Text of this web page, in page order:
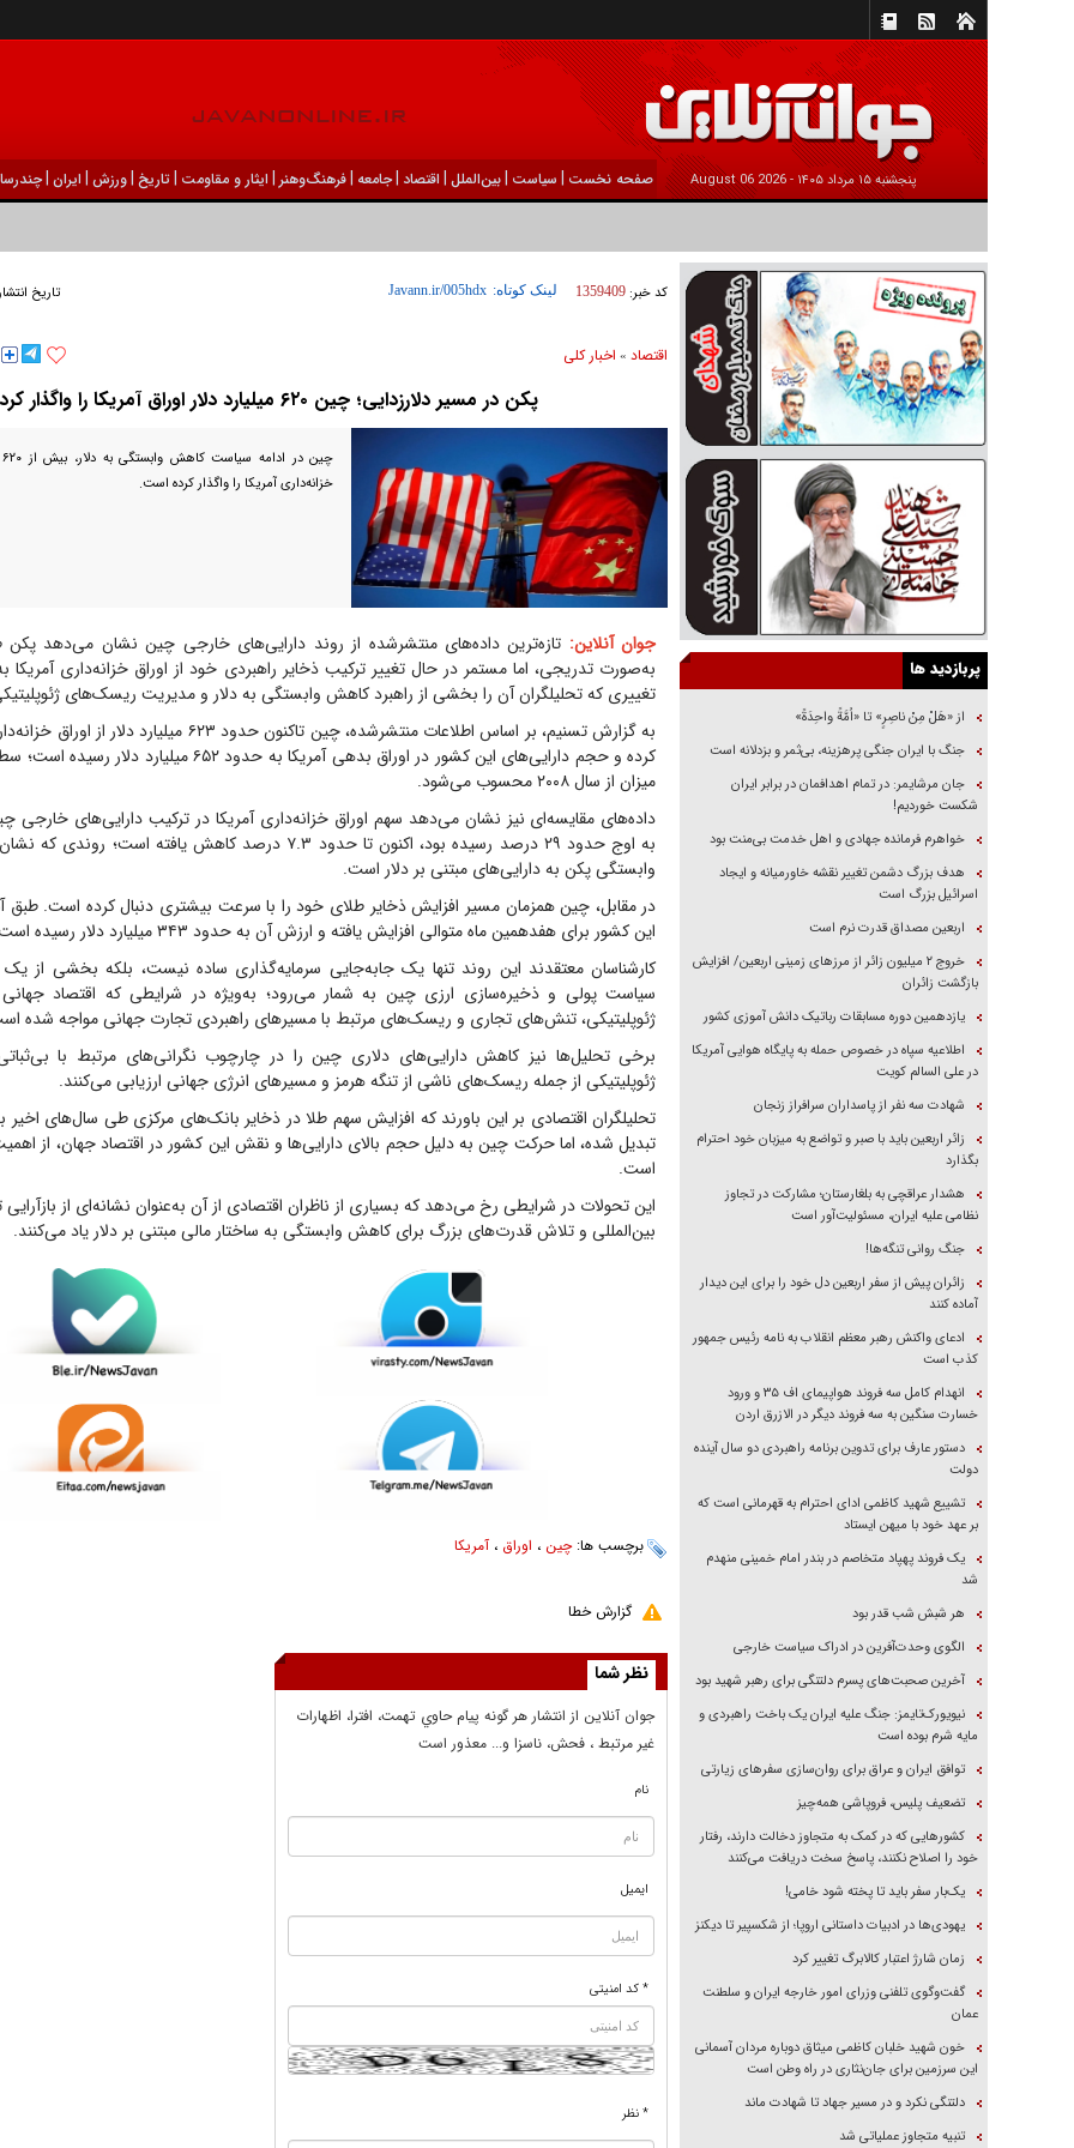
پنجشنبه ۱۵ مرداد ۱۴۰۵ - 2026 August 06 صفحه نخست | سیاست |بين‌الملل | اقتصاد |جامعه |فرهنگ‌و‌هنر | ایثار و مقاومت |تاریخ |ورزش | ايران |
کد خبر: 1359409 لینک کوتاه: تاریخ
اقتصاد» اخبار کلی
پکن در مسیر دلارزدایی؛ چین ۶۲۰ میلیارد دلار اوراق آمریکا را واگذار کرد
خزانه‌داری آمریکا را واگذار کرده است.
جوان آنلاین: تازه‌ترین داده‌های منتشرشده از روند دارایی‌های خارجی چین نشان می‌دهد
به‌صورت تدریجی، اما مستمر در حال تغییر ترکیب ذخایر راهبردی خود از اوراق خزانه‌داری
تغییری که تحلیلگران آن را بخشی از راهبرد کاهش وابستگی به دلار و مدیریت ریسک‌های
به گزارش تسنیم، بر اساس اطلاعات منتشرشده، چین تاکنون حدود ۶۲۳
کرده و حجم دارایی‌های این کشور در اوراق بدهی آمریکا به حدود ۶۵۲
میزان از سال ۲۰۰۸ محسوب می‌شود.
به اوج حدود ۲۹ درصد رسیده بود، اکنون تا حدود ۷.۳ درصد کاهش یافته
وابستگی پکن به دارایی‌های مبتنی بر دلار است.
در مقابل، چین همزمان مسیر افزایش ذخایر طلای خود را با سرعت بیشتری دنبال کرده است. طبق
این کشور برای هفدهمین ماه متوالی افزایش یافته و ارزش آن به حدود ۳۴۳ میلیارد دلار رسیده است.
کارشناسان معتقدند این روند تنها یک جابه‌جایی سرمایه‌گذاری ساده نیست، بلکه بخشی از یک
سیاست پولی و ذخیره‌سازی ارزی چین به شمار می‌رود؛ به‌ویژه در شرایطی که اقتصاد جهانی
ژئوپلیتیکی، تنش‌های تجاری و ریسک‌های مرتبط با مسیر‌های راهبردی تجارت جهانی مواجه شده
برخی تحلیل‌ها نیز کاهش دارایی‌های دلاری چین را در چارچوب نگرانی‌های مرتبط با
ژئوپلیتیکی از جمله ریسک‌های ناشی از تنگه هرمز و مسیر‌های انرژی جهانی ارزیابی می‌کنند.
تحلیلگران اقتصادی بر این باورند که افزایش سهم طلا در ذخایر بانک‌های مرکزی طی سال‌های
تبدیل شده، اما حرکت چین به دلیل حجم بالای دارایی‌ها و نقش این کشور در اقتصاد جهان، از
است.
این تحولات در شرایطی رخ می‌دهد که بسیاری از ناظران اقتصادی از آن به‌عنوان نشانه‌ای از
بین‌المللی و تلاش قدرت‌های بزرگ برای کاهش وابستگی به ساختار مالی مبتنی بر دلار یاد می‌کنند.
برچسب ها:چین ، اوراق ، آمریکا
گزارش خطا
نظر شما
جوان آنلاين از انتشار هر گونه پيام حاوي تهمت، افترا، اظهارات
غير مرتبط ، فحش، ناسزا و... معذور است
نام
ایمیل
* کد امنیتی
* نظر
پربازدید ها
از «هَلْ مِنْ ناصِرٍ» تا «اُمَّةً واحِدَةً»
جنگ با ایران جنگی پرهزینه، بی‌ثمر و بزدلانه است
جان مرشایمر: در تمام اهدافمان در برابر ایران
شکست خوردیم!
خواهرم فرمانده جهادی و اهل خدمت بی‌منت بود
هدف بزرگ دشمن تغییر نقشه خاورمیانه و ایجاد
اسرائیل بزرگ است
اربعین مصداق قدرت نرم است
‌خروج ۲ میلیون زائر از مرز‌های زمینی اربعین/ افزایش
بازگشت زائران
یازدهمین دوره مسابقات رباتیک دانش آموزی کشور
اطلاعیه سپاه در خصوص حمله به پایگاه هوایی آمریکا
در علی السالم کویت
شهادت سه نفر از پاسداران سرافراز زنجان
زائر اربعین باید با صبر و تواضع به میزبان خود احترام
بگذارد
هشدار عراقچی به بلغارستان؛ مشارکت در تجاوز
نظامی علیه ایران، مسئولیت‌آور است
جنگ روانی تنگه‌ها!
زائران پیش از سفر اربعین دل خود را برای این دیدار
آماده کنند
ادعای واکنش رهبر معظم انقلاب به نامه رئیس جمهور
کذب است
انهدام کامل سه فروند هواپیمای اف ۳۵ و ورود
خسارت سنگین به سه فروند دیگر در الازرق اردن
دستور عارف برای تدوین برنامه راهبردی دو سال آینده
دولت
تشییع شهید کاظمی ادای احترام به قهرمانی است که
بر عهد خود با میهن ایستاد
یک فروند پهپاد متخاصم در بندر امام خمینی منهدم
شد
هر شبش شب قدر بود
الگوی وحدت‌آفرین در ادراک سیاست خارجی
آخرین صحبت‌های پسرم دلتنگی برای رهبر شهید بود
نیویورک‌تایمز: جنگ علیه ایران یک باخت راهبردی و
مایه شرم بوده است
توافق ایران و عراق برای روان‌سازی سفر‌های زیارتی
تضعیف پلیس، فروپاشی همه‌چیز
کشور‌هایی که در کمک به متجاوز دخالت دارند، رفتار
خود را اصلاح نکنند، پاسخ سخت دریافت می‌کنند
یک‌بار سفر باید تا پخته شود خامی!
یهودی‌ها در ادبیات داستانی اروپا؛ از شکسپیر تا دیکنز
زمان شارژ اعتبار کالابرگ تغییر کرد
گفت‌وگوی تلفنی وزرای امور خارجه ایران و سلطنت
عمان
خون شهید خلبان کاظمی میثاق دوباره مردان آسمانی
این سرزمین برای جان‌نثاری در راه وطن است
دلتنگی نکرد و در مسیر جهاد تا شهادت ماند
تنبیه متجاوز عملیاتی شد